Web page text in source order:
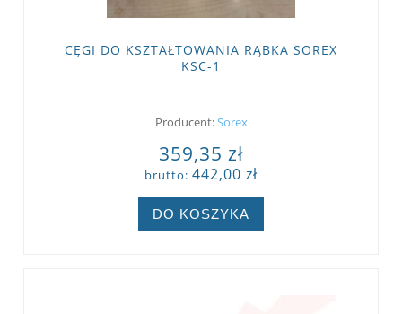
CĘGI DO KSZTAŁTOWANIA RĄBKA SOREX
KSC-1
Producent:Sorex
359,35 zł
brutto: 442,00 zł
DO KOSZYKA